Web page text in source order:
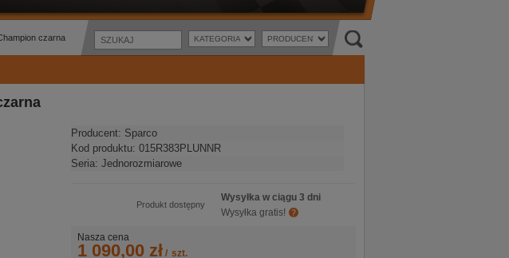
czarna
Producent: Sparco
Kod produktu: 015R383PLUNNR
Seria: Jednorozmiarowe
Produkt dostępny
Wysyłka w ciągu 3 dni
Wysyłka gratis!
Nasza cena
1 090,00 zł/ szt.